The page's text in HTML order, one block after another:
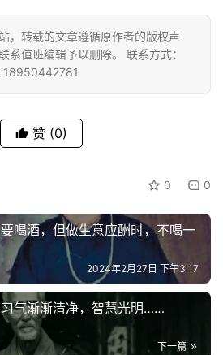
，转载的文章遵循原作者的版权声
系值班编辑予以删除。 联系方式：
赞 (0)
0 0
喝酒，但做生意应酬时，不喝一
2024年2月27日 下午3:17
气渐渐清净，智慧光明……
下一篇